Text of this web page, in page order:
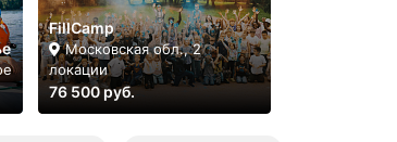
FillCamp
Московская обл., 2
локации
76 500 руб.